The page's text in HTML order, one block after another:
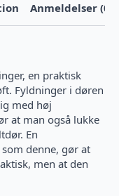
Anmeldelser (0)
en praktisk
Fyldninger i døren
med høj
at man også lukke
En
denne, gør at
men at den